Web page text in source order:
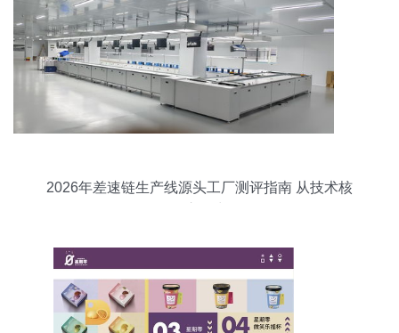
2026年差速链生产线源头工厂测评指南 从技术核